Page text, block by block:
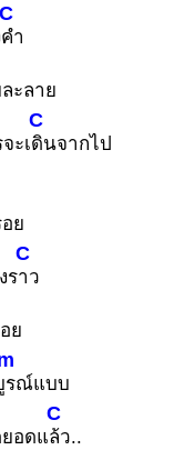
C
คำ
ะลาย
ะเ
C
ดินจากไป
ย
ร
C
าว
ย
รณ์แบบ
อดแ
C
ล้ว..